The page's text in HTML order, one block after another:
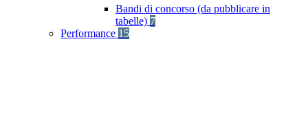
Bandi di concorso (da pubblicare in
tabelle) 7
Performance 15